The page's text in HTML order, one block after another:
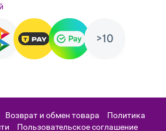
Возврат и обмен товара
Политика
Пользовательское соглашение